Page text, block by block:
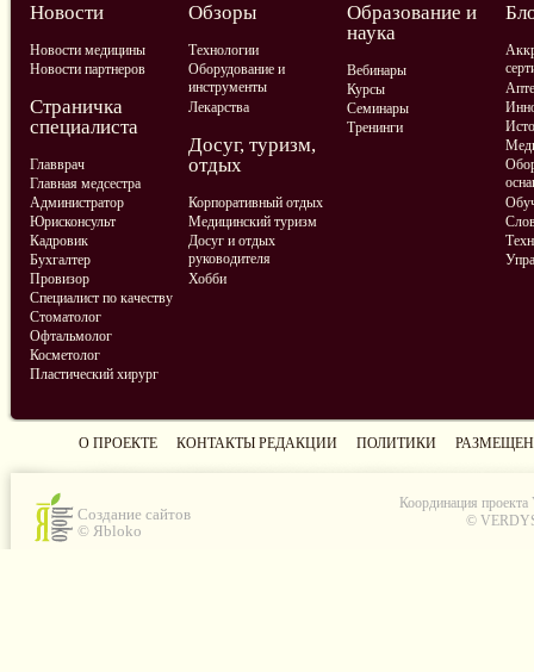
Новости
Новости медицины
Новости партнеров
Обзоры
Технологии
Оборудование и
инструменты
Лекарства
Образование и
наука
Вебинары
Курсы
Семинары
Тренинги
Страничка
специалиста
Главврач
Главная медсестра
Администратор
Юрисконсульт
Кадровик
Бухгалтер
Провизор
Специалист по качеству
Стоматолог
Офтальмолог
Косметолог
Пластический хирург
Досуг, туризм,
отдых
Корпоративный отдых
Медицинский туризм
Досуг и отдых
руководителя
Хобби
О ПРОЕКТЕ КОНТАКТЫ РЕДАКЦИИ ПОЛИТИКИ
Создание сайтов
© Яbloko
Координация проекта
©